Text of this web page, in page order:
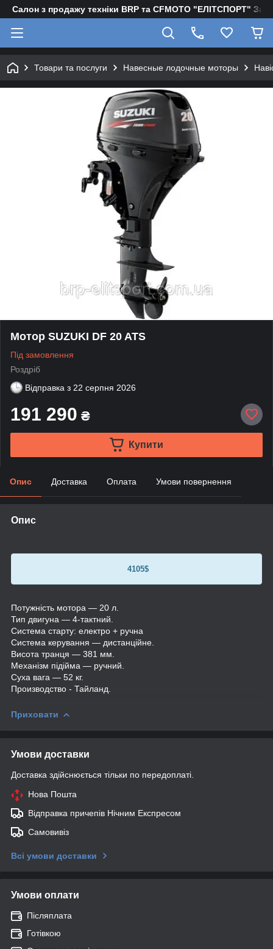
Салон з продажу техніки BRP та CFMOTO "EЛІТСПОРТ"
Товари та послуги Навесные лодочные моторы
Мотор SUZUKI DF 20 ATS
Під замовлення
Роздріб
Відправка з 22 серпня 2026
191 290 ₴
Купити
Опис Доставка Оплата Умови повернення
Опис
4105$
Потужність мотора — 20 л.
Тип двигуна — 4-тактний.
Система старту: електро + ручна
Система керування — дистанційне.
Висота транця — 381 мм.
Механізм підійма — ручний.
Суха вага — 52 кг.
Производство - Тайланд.
Приховати
Умови доставки
Доставка здійснюється тільки по передоплаті.
Нова Пошта
Відправка причепів Нічним Експресом
Самовивіз
Всі умови доставки
Умови оплати
Післяплата
Готівкою